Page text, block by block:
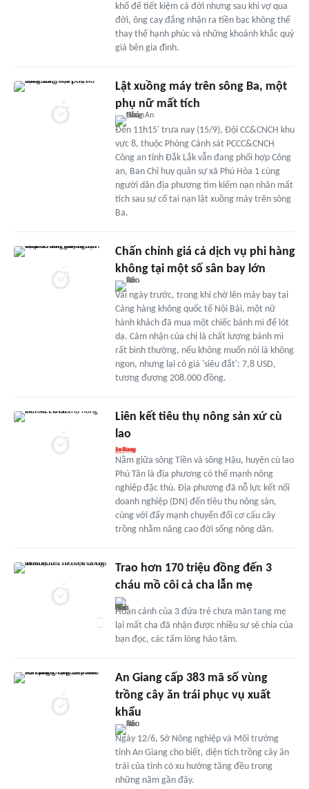
khổ để tiết kiệm cả đời nhưng sau khi vợ qua
đời, ông cay đắng nhận ra tiền bạc không thể
thay thế hạnh phúc và những khoảnh khắc quý
giá bên gia đình.
Lật xuồng máy trên sông Ba, một
phụ nữ mất tích
Đến 11h15' trưa nay (15/9), Đội CC&CNCH khu
vực 8, thuộc Phòng Cảnh sát PCCC&CNCH
Công an tỉnh Đắk Lắk vẫn đang phối hợp Công
an, Ban Chỉ huy quân sự xã Phú Hòa 1 cùng
người dân địa phương tìm kiếm nạn nhân mất
tích sau sự cố tai nạn lật xuồng máy trên sông
Ba.
Chấn chỉnh giá cả dịch vụ phi hàng
không tại một số sân bay lớn
Vài ngày trước, trong khi chờ lên máy bay tại
Cảng hàng không quốc tế Nội Bài, một nữ
hành khách đã mua một chiếc bánh mì để lót
dạ. Cảm nhận của chị là chất lượng bánh mì
rất bình thường, nếu không muốn nói là không
ngon, nhưng lại có giá 'siêu đắt': 7,8 USD,
tương đương 208.000 đồng.
Liên kết tiêu thụ nông sản xứ cù
lao
Nằm giữa sông Tiền và sông Hậu, huyện cù lao
Phú Tân là địa phương có thế mạnh nông
nghiệp đặc thù. Địa phương đã nỗ lực kết nối
doanh nghiệp (DN) đến tiêu thụ nông sản,
cùng với đẩy mạnh chuyển đổi cơ cấu cây
trồng nhằm nâng cao đời sống nông dân.
Trao hơn 170 triệu đồng đến 3
cháu mồ côi cả cha lẫn mẹ
Hoàn cảnh của 3 đứa trẻ chưa mãn tang mẹ
lại mất cha đã nhận được nhiều sự sẻ chia của
bạn đọc, các tấm lòng hảo tâm.
An Giang cấp 383 mã số vùng
trồng cây ăn trái phục vụ xuất
khẩu
Ngày 12/6, Sở Nông nghiệp và Môi trường
tỉnh An Giang cho biết, diện tích trồng cây ăn
trái của tỉnh có xu hướng tăng đều trong
những năm gần đây.